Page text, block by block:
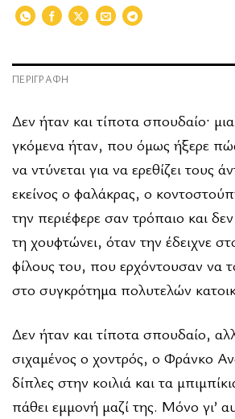
ΠΕΡΙΓΡΑΦΉ
Δεν ήταν και τίποτα σπουδαίο·
γκόμενα ήταν, που όμως ήξερε
να ντύνεται για να ερεθίζει τους
εκείνος ο φαλάκρας, ο
την περιέφερε σαν τρόπαιο και
τη χουφτώνει, όταν την έδειχνε
φίλους του, που ερχόντουσαν να
στο συγκρότημα πολυτελών
Δεν ήταν και τίποτα σπουδαίο,
σιχαμένος ο χοντρός, ο Φράνκο
δίπλες στην κοιλιά και τα
πάθει εμμονή μαζί της. Μόνο γι’